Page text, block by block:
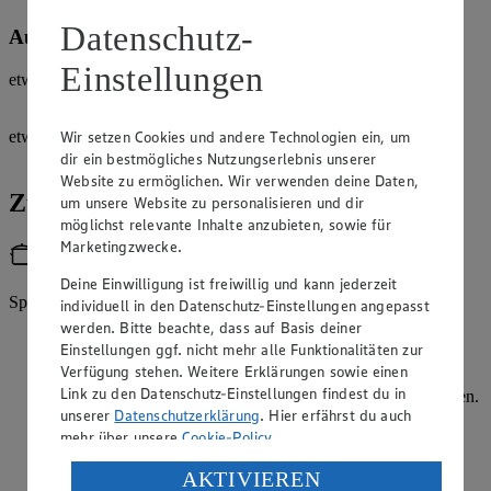
Außerdem:
etwas
etwas
Grieß
Zubereitung
Utensilien
Springform (20 cm)
Die Springform mit Butter einfetten und dünn mit Grieß
ausstreuen.
Den Backofen auf 190 Grad Ober- und Unterhitze vorheizen.
Weiche Butter, Zucker und Vanillezucker mit dem
Datenschutz-
Einstellungen
Wir setzen Cookies und andere Technologien ein, um
dir ein bestmögliches Nutzungserlebnis unserer
Website zu ermöglichen. Wir verwenden deine Daten,
um unsere Website zu personalisieren und dir
möglichst relevante Inhalte anzubieten, sowie für
Marketingzwecke.
Deine Einwilligung ist freiwillig und kann jederzeit
individuell in den Datenschutz-Einstellungen angepasst
werden. Bitte beachte, dass auf Basis deiner
Einstellungen ggf. nicht mehr alle Funktionalitäten zur
Verfügung stehen. Weitere Erklärungen sowie einen
Link zu den Datenschutz-Einstellungen findest du in
unserer Datenschutzerklärung. Hier erfährst du auch
mehr über unsereCookie-Policy.
Verarbeitung deiner personenbezogenen Daten in den
AKTIVIEREN